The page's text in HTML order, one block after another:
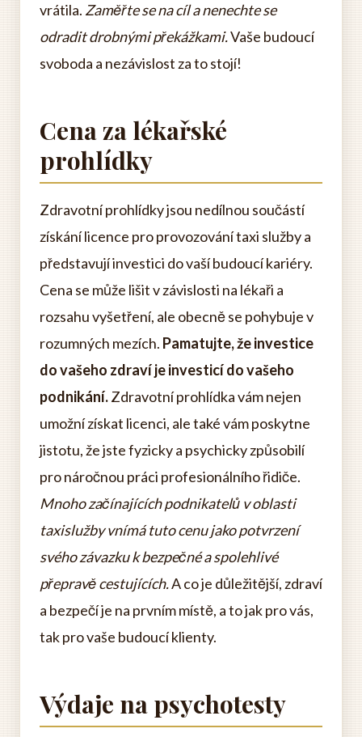
vrátila. Zaměřte se na cíl a nenechte se
odradit drobnými překážkami.Vaše budoucí
svoboda a nezávislost za to stojí!
Cena za lékařské
prohlídky
Zdravotní prohlídky jsou nedílnou součástí
získání licence pro provozování taxi služby a
představují investici do vaší budoucí kariéry.
Cena se může lišit v závislosti na lékaři a
rozsahu vyšetření, ale obecně se pohybuje v
rozumných mezích. Pamatujte, že investice
do vašeho zdraví je investicí do vašeho
podnikání.Zdravotní prohlídka vám nejen
umožní získat licenci, ale také vám poskytne
jistotu, že jste fyzicky a psychicky způsobilí
pro náročnou práci profesionálního řidiče.
Mnoho začínajících podnikatelů v oblasti
taxislužby vnímá tuto cenu jako potvrzení
svého závazku k bezpečné a spolehlivé
přepravě cestujících.A co je důležitější, zdraví
a bezpečí je na prvním místě, a to jak pro vás,
tak pro vaše budoucí klienty.
Výdaje na psychotesty